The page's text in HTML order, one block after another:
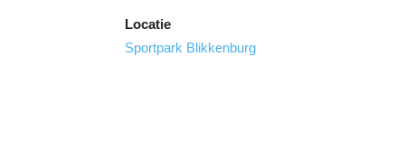
Locatie
Sportpark Blikkenburg